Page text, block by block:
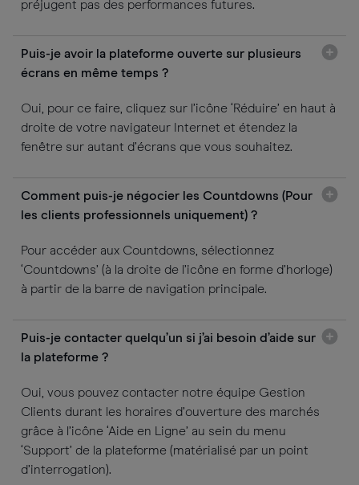
préjugent pas des performances futures.
Puis-je avoir la plateforme ouverte sur plusieurs
écrans en même temps ?
Oui, pour ce faire, cliquez sur l’icône ‘Réduire’ en haut à
droite de votre navigateur Internet et étendez la
fenêtre sur autant d’écrans que vous souhaitez.
Comment puis-je négocier les Countdowns (Pour
les clients professionnels uniquement) ?
Pour accéder aux Countdowns, sélectionnez
‘Countdowns’ (à la droite de l’icône en forme d’horloge)
à partir de la barre de navigation principale.
Puis-je contacter quelqu’un si j’ai besoin d’aide sur
la plateforme ?
Oui, vous pouvez contacter notre équipe Gestion
Clients durant les horaires d’ouverture des marchés
grâce à l’icône ‘Aide en Ligne’ au sein du menu
‘Support’ de la plateforme (matérialisé par un point
d’interrogation).